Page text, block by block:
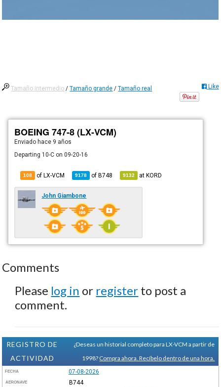
Tamaño intermedio /Tamaño grande /Tamaño real Like
BOEING 747-8 (LX-VCM)
Enviado hace 9 años
Departing 10-C on 09-20-16
108 of LX-VCM 9178 ofB748 9132 atKORD
John Giambone
Comments
Please log in or register to post a
comment.
REGISTRO DE
ACTIVIDAD
¿Deseas un historial completo para LX-VCM a partir de
1998? Compra ahora. Recíbelo dentro de una hora.
FECHA 07-08-2026
AERONAVE B744